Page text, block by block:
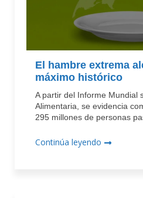
El hambre extrema
máximo histórico
A partir del Informe Mundial
Alimentaria, se evidencia
295 millones de personas
Continúa leyendo